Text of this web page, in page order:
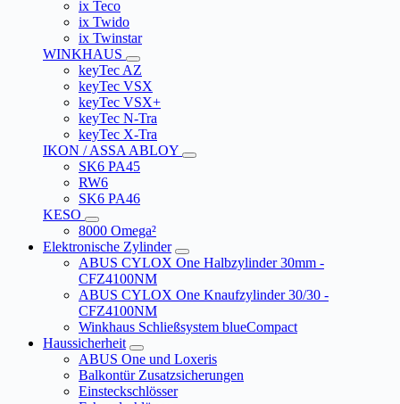
ix Teco
ix Twido
ix Twinstar
WINKHAUS
keyTec AZ
keyTec VSX
keyTec VSX+
keyTec N-Tra
keyTec X-Tra
IKON / ASSA ABLOY
SK6 PA45
RW6
SK6 PA46
KESO
8000 Omega²
Elektronische Zylinder
ABUS CYLOX One Halbzylinder 30mm -
CFZ4100NM
ABUS CYLOX One Knaufzylinder 30/30 -
CFZ4100NM
Winkhaus Schließsystem blueCompact
Haussicherheit
ABUS One und Loxeris
Balkontür Zusatzsicherungen
Einsteckschlösser